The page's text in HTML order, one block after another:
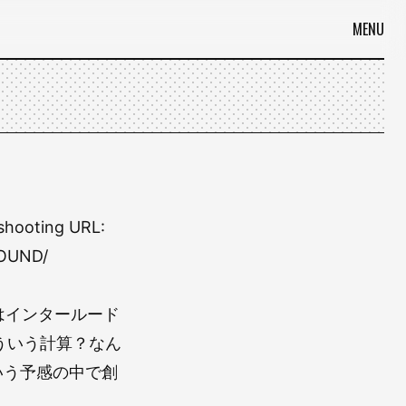
MENU
URL:
ンタールード
いう計算？なん
予感の中で創